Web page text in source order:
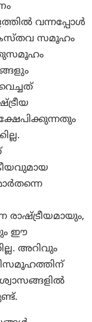
വന്നപ്പോള്‍
സമൂഹം
രാഷ്ട്രീയമായും,
ഈ
അറിവും